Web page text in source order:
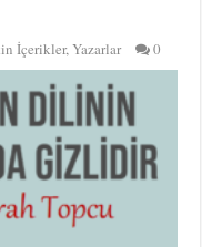
İçerikler,Yazarlar 0